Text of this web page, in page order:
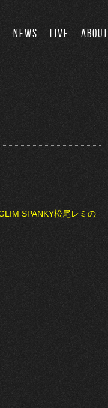
NEWS LIVE ABOUT
SPANKY松尾レミの